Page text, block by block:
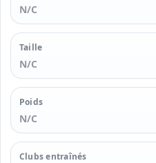
N/C
Taille
N/C
Poids
N/C
Clubs entraînés